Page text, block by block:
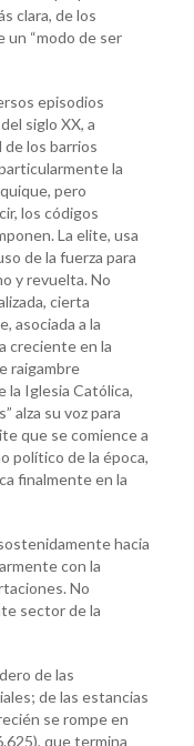
clara, de los
un “modo de ser
episodios
siglo XX, a
de los barrios
la
pero
los códigos
La elite, usa
de la fuerza para
y revuelta. No
cierta
asociada a la
creciente en la
raigambre
la Iglesia Católica,
alza su voz para
que se comience a
político de la época,
finalmente en la
hacia
con la
No
sector de la
de las
de las estancias
se rompe en
que termina